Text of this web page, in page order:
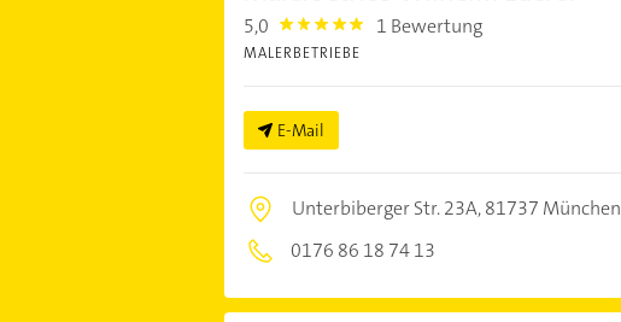
5,0 5.0 1 Bewertung
MALERBETRIEBE
E-Mail
Unterbiberger Str. 23A,81737 München
0176 86 18 74 13